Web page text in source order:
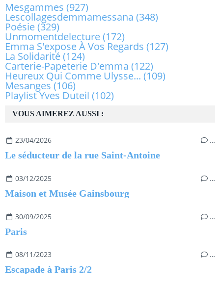
VOUS AIMEREZ AUSSI :
23/04/2026 …
Le séducteur de la rue Saint-Antoine
03/12/2025 …
Maison et Musée Gainsbourg
30/09/2025 …
Paris
08/11/2023 …
Escapade à Paris 2/2
Mesgammes (927)
Lescollagesdemmamessana (348)
Poésie(329)
Unmomentdelecture(172)
Emma S'expose À Vos Regards (127)
La Solidarité(124)
Carterie-Papeterie D'emma (122)
Heureux Qui Comme Ulysse... (109)
Mesanges (106)
Playlist Yves Duteil (102)